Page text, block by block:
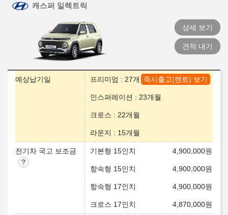
캐스퍼 일렉트릭
상세 보기
견적 내기
즉시출고(렌트) 보기
예상납기일 프리미엄 : 27개월
인스퍼레이션 : 23개월
크로스 : 22개월
라운지 : 15개월
전기차 국고 보조금 기본형 15인치 4,900,000원
항속형 15인치 4,900,000원
항속형 17인치 4,900,000원
크로스 17인치 4,870,000원